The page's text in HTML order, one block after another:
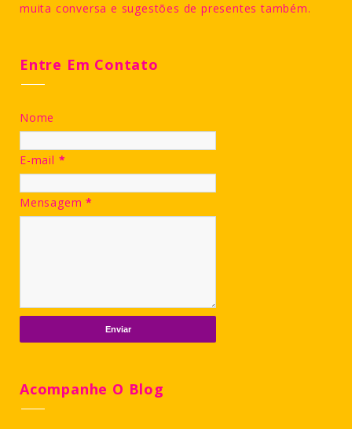
muita conversa e sugestões de presentes também.
Entre Em Contato
Nome
E-mail *
Mensagem*
Acompanhe O Blog